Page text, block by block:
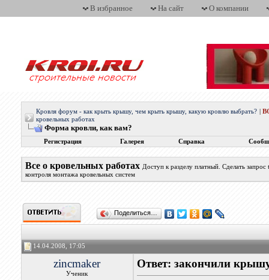
В избранное На сайт О компании
Кровля форум - как крыть крышу, чем крыть крышу, какую кровлю выбрать?
кровельных работах
Форма кровли, как вам?
Регистрация Галерея Справка
Все о кровельных работах Доступ к разделу платный. Сделать
контроля монтажа кровельных систем
Поделиться…
14.04.2008, 17:05
zincmaker
Ученик
Ответ: закончили